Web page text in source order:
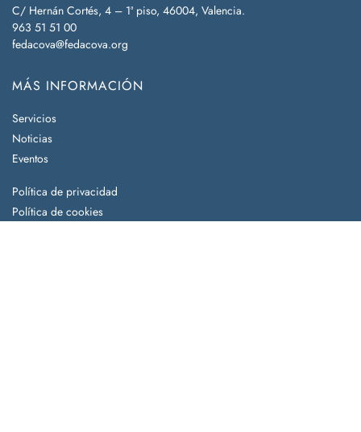
C/ Hernán Cortés, 4 – 1ª piso, 46004, Valencia.
963 51 51 00
fedacova@fedacova.org
MÁS INFORMACIÓN
Servicios
Noticias
Eventos
Política de privacidad
Política de cookies